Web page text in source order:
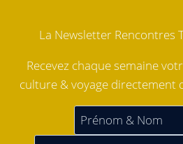
La Newsletter Rencontres
Recevez chaque semaine
culture & voyage directement